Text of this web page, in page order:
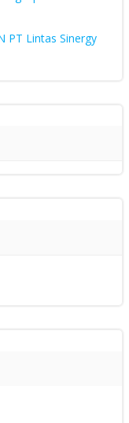
PT Lintas Sinergy